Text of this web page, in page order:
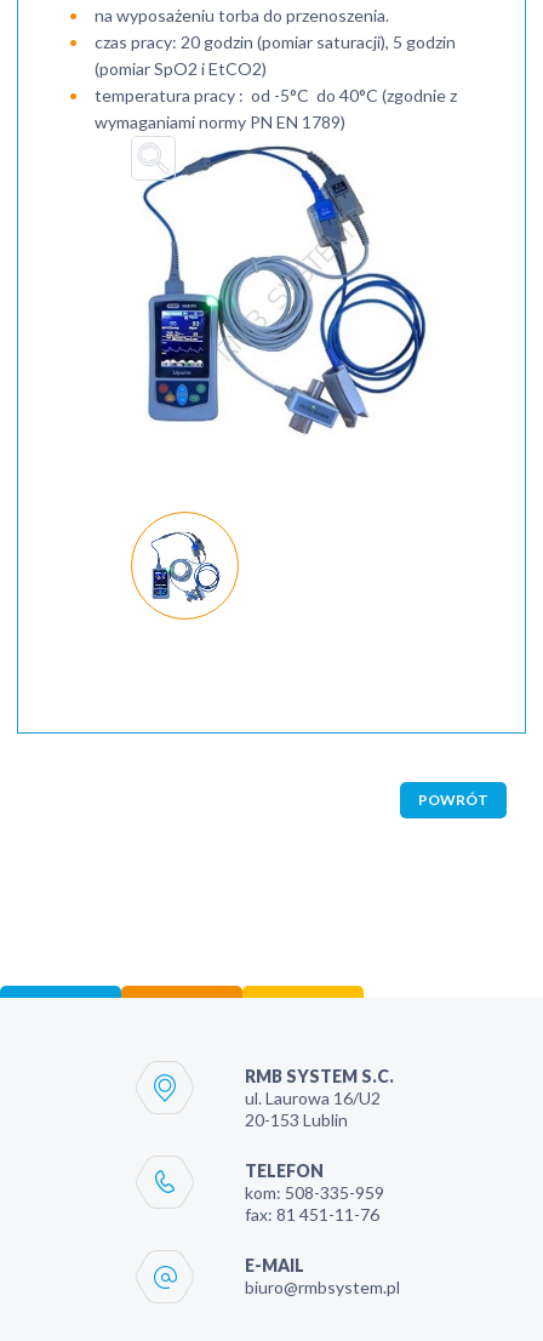
na wyposażeniu torba do przenoszenia.
czas pracy: 20 godzin (pomiar saturacji), 5 godzin
(pomiar SpO2 i EtCO2)
temperatura pracy : od -5°C do 40°C (zgodnie z
wymaganiami normy PN EN 1789)
POWRÓT
RMB SYSTEM S.C.
ul. Laurowa 16/U2
20-153 Lublin
TELEFON
kom: 508-335-959
fax: 81 451-11-76
E-MAIL
biuro@rmbsystem.pl